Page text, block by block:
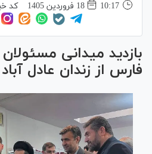
10:17
18 فروردين 1405 کد
بازدید میدانی
فارس از زندان عادل